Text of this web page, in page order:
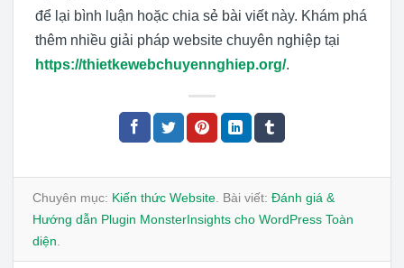
để lại bình luận hoặc chia sẻ bài viết này. Khám phá
thêm nhiều giải pháp website chuyên nghiệp tại
https://thietkewebchuyennghiep.org/.
Chuyên mục: Kiến thức Website . Bài viết: Đánh giá &
Hướng dẫn Plugin MonsterInsights cho WordPress Toàn
diện